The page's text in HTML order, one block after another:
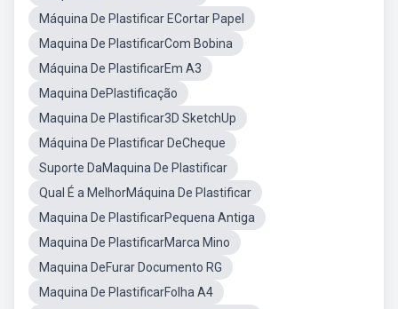
Máquina De Plastificar ECortar Papel
Maquina De PlastificarCom Bobina
Máquina De PlastificarEm A3
Maquina DePlastificação
Maquina De Plastificar3D SketchUp
Máquina De Plastificar DeCheque
Suporte DaMaquina De Plastificar
Qual É a MelhorMáquina De Plastificar
Maquina De PlastificarPequena Antiga
Maquina De PlastificarMarca Mino
Maquina DeFurar Documento RG
Maquina De PlastificarFolha A4